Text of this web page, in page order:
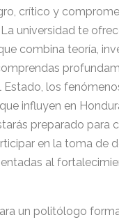
crítico y
universidad te
combina teoría,
los
influyen en
preparado para
en la toma de
al
un politólogo